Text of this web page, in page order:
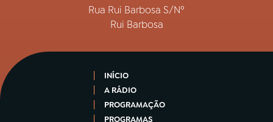
Rua Rui Barbosa S/Nº
Rui Barbosa
INÍCIO
A RÁDIO
PROGRAMAÇÃO
PROGRAMAS